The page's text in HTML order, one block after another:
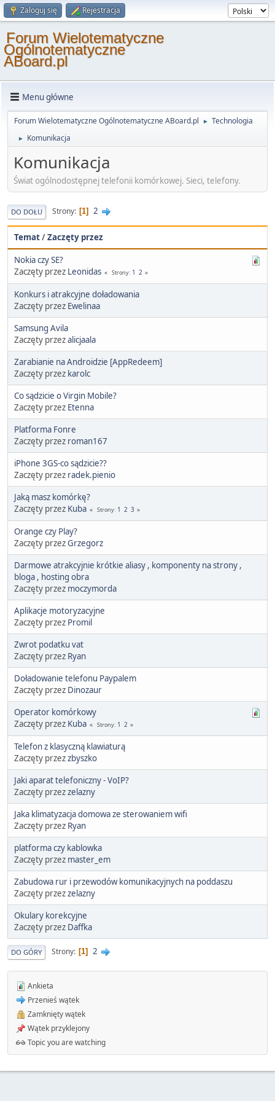
Zaloguj się Rejestracja
Forum Wielotematyczne
Ogólnotematyczne
ABoard.pl
Menu główne
Forum Wielotematyczne Ogólnotematyczne ABoard.pl ► Technologia
► Komunikacja
Komunikacja
Świat ogólnodostępnej telefonii komórkowej. Sieci, telefony.
DO DOŁU Strony 1 2
Temat/Zaczęty przez
Nokia czy SE?
Zaczęty przez Leonidas Strony 1 2
Konkurs i atrakcyjne doładowania
Zaczęty przez Ewelinaa
Samsung Avila
Zaczęty przezalicjaala
Zarabianie na Androidzie [AppRedeem]
Zaczęty przez karolc
Co sądzicie o Virgin Mobile?
Zaczęty przez Etenna
Platforma Fonre
Zaczęty przez roman167
iPhone 3GS-co sądzicie??
Zaczęty przez radek.pienio
Jaką masz komórkę?
Zaczęty przez Kuba Strony 1 2 3
Orange czy Play?
Zaczęty przezGrzegorz
Darmowe atrakcyjnie krótkie aliasy , komponenty na strony ,
bloga , hosting obra
Zaczęty przez moczymorda
Aplikacje motoryzacyjne
Zaczęty przez Promil
Zwrot podatku vat
Zaczęty przez Ryan
Doładowanie telefonu Paypalem
Zaczęty przez Dinozaur
Operator komórkowy
Zaczęty przez Kuba Strony 1 2
Telefon z klasyczną klawiaturą
Zaczęty przezzbyszko
Jaki aparat telefoniczny - VoIP?
Zaczęty przezzelazny
Jaka klimatyzacja domowa ze sterowaniem wifi
Zaczęty przez Ryan
platforma czy kablowka
Zaczęty przez master_em
Zabudowa rur i przewodów komunikacyjnych na poddaszu
Zaczęty przezzelazny
Okulary korekcyjne
Zaczęty przez Daffka
DO GÓRY Strony 1 2
Ankieta
Przenieś wątek
Zamknięty wątek
Wątek przyklejony
Topic you are watching